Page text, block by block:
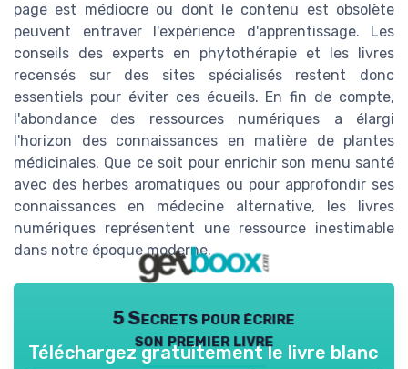
page est médiocre ou dont le contenu est obsolète
peuvent entraver l'expérience d'apprentissage. Les
conseils des experts en phytothérapie et les livres
recensés sur des sites spécialisés restent donc
essentiels pour éviter ces écueils. En fin de compte,
l'abondance des ressources numériques a élargi
l'horizon des connaissances en matière de plantes
médicinales. Que ce soit pour enrichir son menu santé
avec des herbes aromatiques ou pour approfondir ses
connaissances en médecine alternative, les livres
numériques représentent une ressource inestimable
dans notre époque moderne.
5 Secrets pour écrire
son premier livre
Téléchargez gratuitement le livre blanc